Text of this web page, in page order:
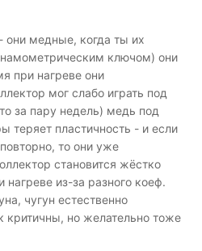
они медные, когда ты их
ключом) они
при нагреве они
мог слабо играть под
за пару недель) медь под
теряет пластичность - и если
то они уже
становится жёстко
из-за разного коеф.
чугун естественно
критичны, но желательно тоже